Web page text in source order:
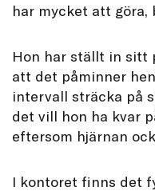
har mycket att
Hon har ställt in sitt
att det påminner
intervall sträcka på
det vill hon ha kvar
eftersom hjärnan
I kontoret finns det